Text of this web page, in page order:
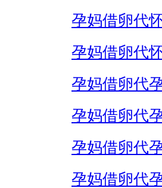
孕妈借卵代
孕妈借卵代
孕妈借卵代
孕妈借卵代
孕妈借卵代
孕妈借卵代